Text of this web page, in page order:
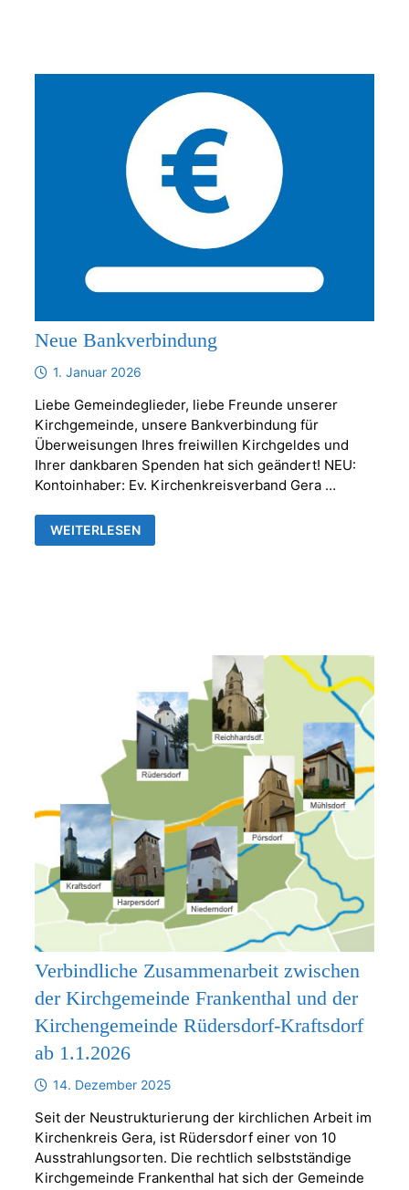
Neue Bankverbindung
1. Januar 2026
Liebe Gemeindeglieder, liebe Freunde unserer
Kirchgemeinde, unsere Bankverbindung für
Überweisungen Ihres freiwillen Kirchgeldes und
Ihrer dankbaren Spenden hat sich geändert! NEU:
Kontoinhaber: Ev. Kirchenkreisverband Gera …
NEUE
BANKVERBINDUNG
WEITERLESEN
Verbindliche Zusammenarbeit zwischen
der Kirchgemeinde Frankenthal und der
Kirchengemeinde Rüdersdorf-Kraftsdorf
ab 1.1.2026
14. Dezember 2025
Seit der Neustrukturierung der kirchlichen Arbeit im
Kirchenkreis Gera, ist Rüdersdorf einer von 10
Ausstrahlungsorten. Die rechtlich selbstständige
Kirchgemeinde Frankenthal hat sich der Gemeinde